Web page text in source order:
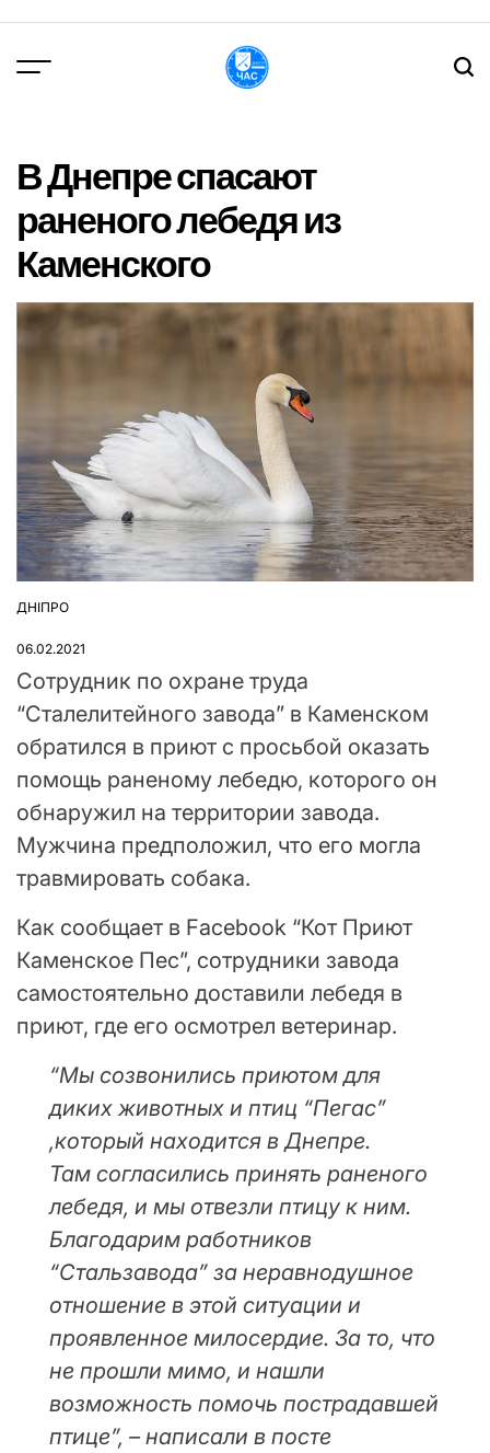
вмісту
В Днепре спасают
раненого лебедя из
Каменского
ОПУБЛІКУВАТИ
ДНІПРО
06.02.2021
Сотрудник по охране труда
“Сталелитейного завода” в Каменском
обратился в приют с просьбой оказать
помощь раненому лебедю, которого он
обнаружил на территории завода.
Мужчина предположил, что его могла
травмировать собака.
Как сообщает в Facebook “Кот Приют
Каменское Пес”, сотрудники завода
самостоятельно доставили лебедя в
приют, где его осмотрел ветеринар.
“Мы созвонились приютом для
диких животных и птиц “Пегас”
,который находится в Днепре.
Там согласились принять раненого
лебедя, и мы отвезли птицу к ним.
Благодарим работников
“Стальзавода” за неравнодушное
отношение в этой ситуации и
проявленное милосердие. За то, что
не прошли мимо, и нашли
возможность помочь пострадавшей
птице”, – написали в посте